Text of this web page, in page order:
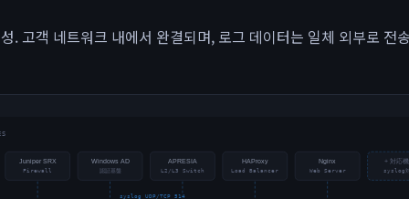
. 고객 네트워크 내에서 완결되며, 로그 데이터는 일체 외부로 전